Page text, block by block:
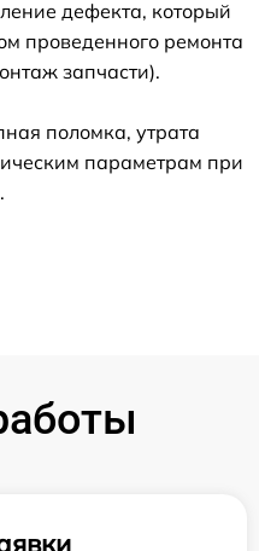
дефекта, который
проведенного ремонта
запчасти).
поломка, утрата
параметрам при